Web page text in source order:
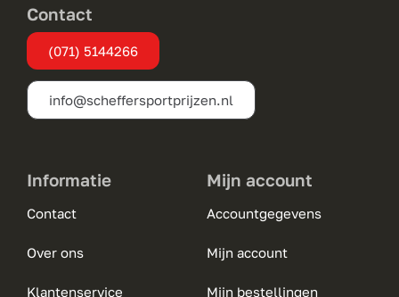
worden
de
productpagina
Contact
(071) 5144266
info@scheffersportprijzen.nl
Informatie
Contact
Over ons
Klantenservice
Mijn account
Accountgegevens
Mijn account
Mijn bestellingen